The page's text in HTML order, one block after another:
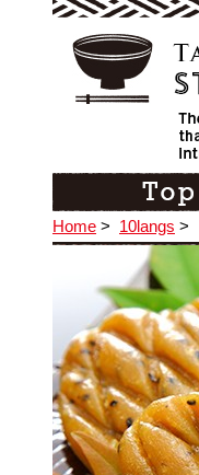
Home > 10langs >